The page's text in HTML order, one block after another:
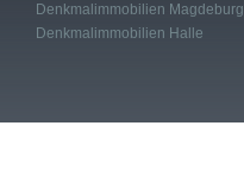
Denkmalimmobilien Magdeburg
Denkmalimmobilien Halle